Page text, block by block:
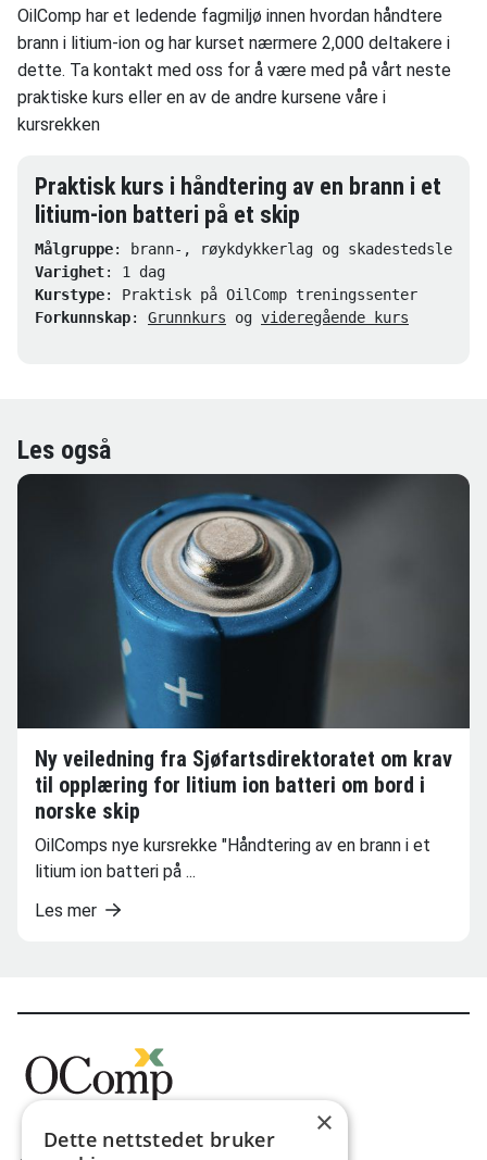
OilComp har et ledende fagmiljø innen hvordan håndtere
brann i litium-ion og har kurset nærmere 2,000 deltakere i
dette. Ta kontakt med oss for å være med på vårt neste
praktiske kurs eller en av de andre kursene våre i
kursrekken
Praktisk kurs i håndtering av en brann i et
litium-ion batteri på et skip
Målgruppe
Varighet
Kurstype
Forkunnskap: Grunnkurs og videregående kurs
Les også
Ny veiledning fra Sjøfartsdirektoratet om krav
til opplæring for litium ion batteri om bord i
norske skip
OilComps nye kursrekke "Håndtering av en brann i et
litium ion batteri på ...
Les mer
×
Dette nettstedet bruker